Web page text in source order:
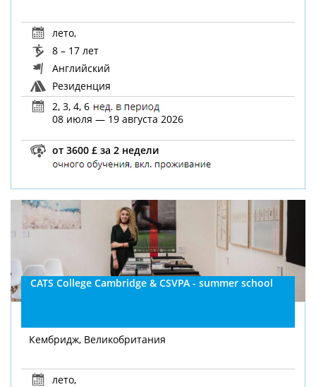
лето,
8 – 17 лет
Английский
Резиденция
2, 3, 4, 6
08 июля — 19 августа 2026
от 3600 £ за 2 недели
CATS College Cambridge & CSVPA - summer school
Кембридж, Великобритания
лето,